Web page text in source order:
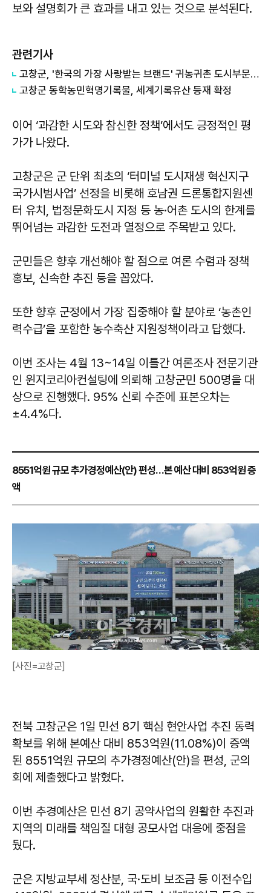
보와 설명회가 큰 효과를 내고 있는 것으로 분석된다.
관련기사
고창군, '한국의 가장 사랑받는 브랜드' 귀농귀촌 도시부문 대상 수상
고창군 동학농민혁명기록물, 세계기록유산 등재 확정
이어 ‘과감한 시도와 참신한 정책’에서도 긍정적인 평
가가 나왔다.
고창군은 군 단위 최초의 ‘터미널 도시재생 혁신지구
국가시범사업’ 선정을 비롯해 호남권 드론통합지원센
터 유치, 법정문화도시 지정 등 농·어촌 도시의 한계를
뛰어넘는 과감한 도전과 열정으로 주목받고 있다.
군민들은 향후 개선해야 할 점으로 여론 수렴과 정책
홍보, 신속한 추진 등을 꼽았다.
또한 향후 군정에서 가장 집중해야 할 분야로 ‘농촌인
력수급’을 포함한 농수축산 지원정책이라고 답했다.
이번 조사는 4월 13~14일 이틀간 여론조사 전문기관
인 윈지코리아컨설팅에 의뢰해 고창군민 500명을 대
상으로 진행했다. 95% 신뢰 수준에 표본오차는
±4.4%다.
8551억원 규모 추가경정예산(안) 편성…본 예산 대비 853억원 증
액
[사진=고창군]
전북 고창군은 1일 민선 8기 핵심 현안사업 추진 동력
확보를 위해 본예산 대비 853억원(11.08%)이 증액
된 8551억원 규모의 추가경정예산(안)을 편성, 군의
회에 제출했다고 밝혔다.
이번 추경예산은 민선 8기 공약사업의 원활한 추진과
지역의 미래를 책임질 대형 공모사업 대응에 중점을
뒀다.
군은 지방교부세 정산분, 국·도비 보조금 등 이전수입